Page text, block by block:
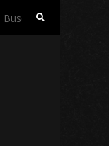
Buscar: